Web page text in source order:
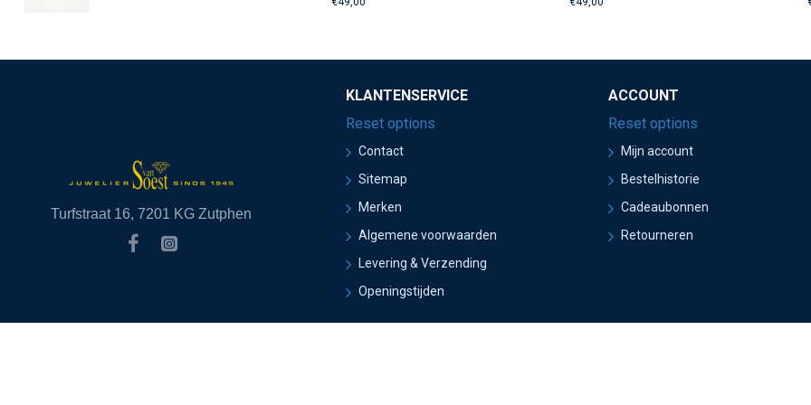
Turfstraat 16, 7201 KG Zutphen
KLANTENSERVICE
Reset options
Contact
Sitemap
Merken
Algemene voorwaarden
Levering & Verzending
Openingstijden
ACCOUNT
Reset options
Mijn account
Bestelhistorie
Cadeaubonnen
Retourneren